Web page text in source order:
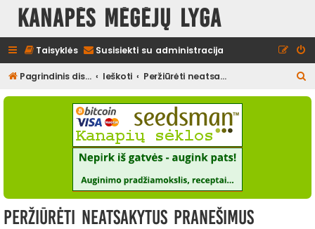
Kanapės mėgėjų lyga
Taisyklės Susisiekti su administracija
Pagrindinis diskusijų puslapis Ieškoti Peržiūrėti neatsakytus pranešimus
e
Peržiūrėti neatsakytus pranešimus